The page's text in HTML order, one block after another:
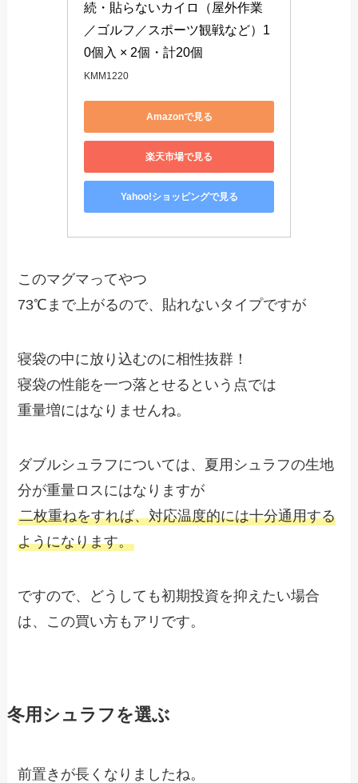
続・貼らないカイロ（屋外作業
／ゴルフ／スポーツ観戦など）1
0個入 × 2個・計20個
KMM1220
Amazonで見る
楽天市場で見る
Yahoo!ショッピングで見る
このマグマってやつ
73℃まで上がるので、貼れないタイプですが
寝袋の中に放り込むのに相性抜群！
寝袋の性能を一つ落とせるという点では
重量増にはなりませんね。
ダブルシュラフについては、夏用シュラフの生地
分が重量ロスにはなりますが
二枚重ねをすれば、対応温度的には十分通用する
ようになります。
ですので、どうしても初期投資を抑えたい場合
は、この買い方もアリです。
冬用シュラフを選ぶ
前置きが長くなりましたね。